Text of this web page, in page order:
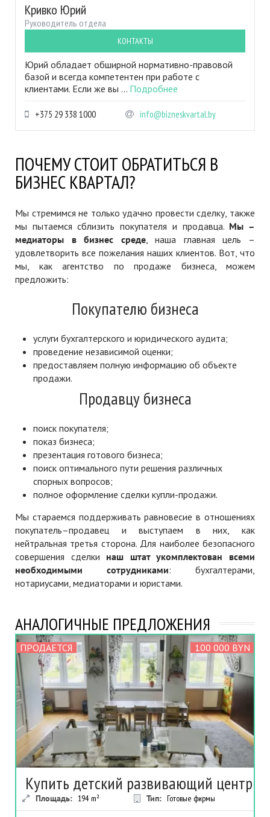
Кривко Юрий
Руководитель отдела
КОНТАКТЫ
Юрий обладает обширной нормативно-правовой
базой и всегда компетентен при работе с
клиентами. Если же вы ... Подробнее
+375 29 338 1000 info@bizneskvartal.by
ПОЧЕМУ СТОИТ ОБРАТИТЬСЯ В
БИЗНЕС КВАРТАЛ?
Мы стремимся не только удачно провести сделку, также
мы пытаемся сблизить покупателя и продавца. Мы –
медиаторы в бизнес среде, наша главная цель –
удовлетворить все пожелания наших клиентов. Вот, что
мы, как агентство по продаже бизнеса, можем
предложить:
Покупателю бизнеса
услуги бухгалтерского и юридического аудита;
проведение независимой оценки;
предоставляем полную информацию об объекте
продажи.
Продавцу бизнеса
поиск покупателя;
показ бизнеса;
презентация готового бизнеса;
поиск оптимального пути решения различных
спорных вопросов;
полное оформление сделки купли-продажи.
Мы стараемся поддерживать равновесие в отношениях
покупатель–продавец и выступаем в них, как
нейтральная третья сторона. Для наиболее безопасного
совершения сделки наш штат укомплектован всеми
необходимыми сотрудниками: бухгалтерами,
нотариусами, медиаторами и юристами.
АНАЛОГИЧНЫЕ ПРЕДЛОЖЕНИЯ
ПРОДАЕТСЯ 100 000 BYN
Купить детский развивающий центр
Площадь: 194 m² Тип: Готовые фирмы